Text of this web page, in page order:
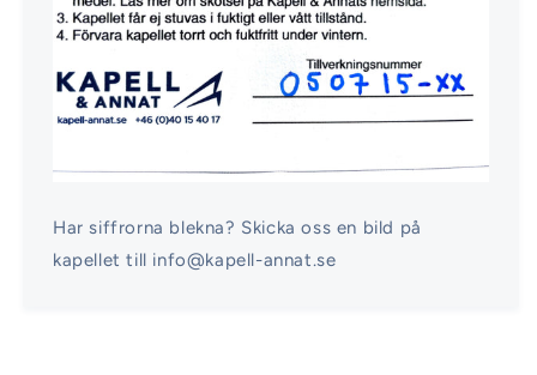
Har siffrorna blekna? Skicka oss en bild på
kapellet till info@kapell-annat.se